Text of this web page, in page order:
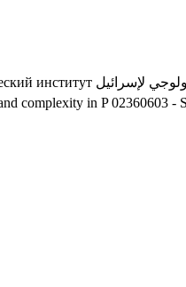
институт لإسرائيل
complexity in P 02360603 -